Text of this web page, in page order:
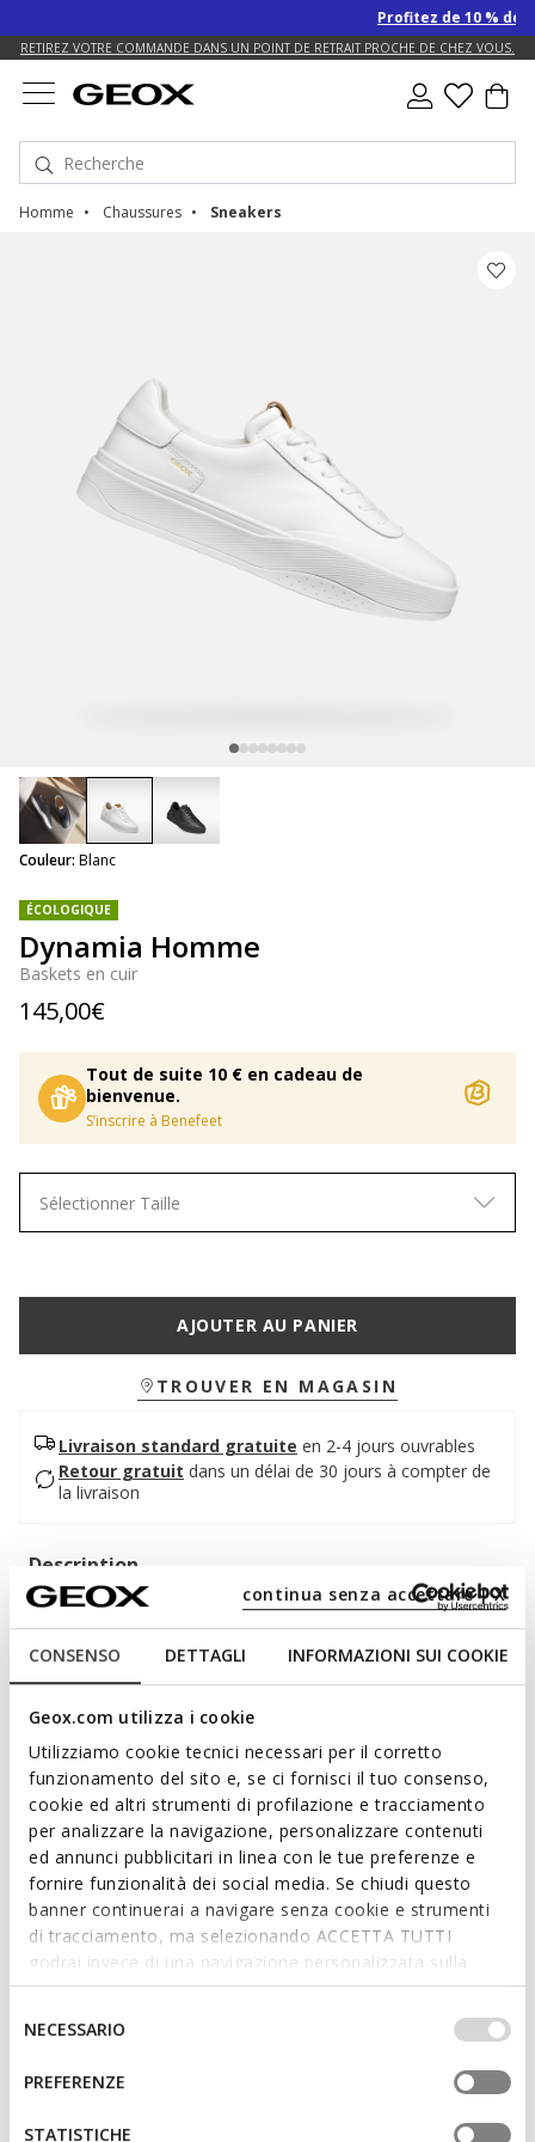
CONSENSO DETTAGLI INFORMAZIONI SUI COOKIE
Geox.com utilizza i cookie
Utilizziamo cookie tecnici necessari per il corretto
funzionamento del sito e, se ci fornisci il tuo consenso,
cookie ed altri strumenti di profilazione e tracciamento
per analizzare la navigazione, personalizzare contenuti
ed annunci pubblicitari in linea con le tue preferenze e
fornire funzionalità dei social media. Se chiudi questo
banner continuerai a navigare senza cookie e strumenti
di tracciamento, ma selezionando ACCETTA TUTTI
godrai invece di una navigazione personalizzata sulla
base dei tuoi gusti ed interessi. Selezionando
IMPOSTAZIONI potrai anche scegliere quali cookies ed
altri strumenti di tracciamento autorizzare. Per maggiori
informazioni o per modificare in qualsiasi momento le
tue impostazioni, visita la nostra
del
consenso
NECESSARIO
PREFERENZE
STATISTICHE
continua senza accettare | X
Profitez de 10 % de
RETOUR TOUJOURS GRATUIT
RETIREZ VOTRE COMMANDE DANS UN POINT DE RETRAIT PROCHE DE CHEZ VOUS.
Homme Chaussures Sneakers
ÉCOLOGIQUE
Dynamia Homme
Baskets en cuir
145,00€
Tout de suite 10 € en cadeau de
bienvenue.
S’inscrire à Benefeet
Couleur: Blanc
Sélectionner Taille
AJOUTER AU PANIER
TROUVER EN MAGASIN
Livraison standard gratuite en 2-4 jours ouvrables
Retour gratuit dans un délai de 30 jours à compter de
la livraison
Description
Sneaker pour homme au design contemporain, alliant confort
et style sportif. Dans cette version blanche emblématique,
elle présente une empeigne en nappa souple. Confortable et
respirant, Dynamia est idéale pour compléter les tenues
décontractées de tous les jours.
CODE PRODUIT:
Caractéristiques
En achetant ce produit, vous soutenez les
tanneries certifiées Leather Working Group
Amorti optimal qui offre protection et absorption des